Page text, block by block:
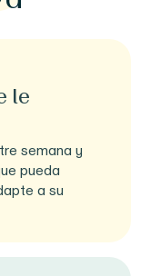
le
semana y
pueda
a su